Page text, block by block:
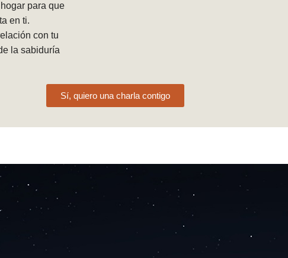
para que
en ti.
con tu
la sabiduría
Sí, quiero una charla contigo